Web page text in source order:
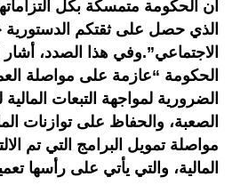
أن الحكومة متمسكة بكل
الذي حصل على ثقتكم
الاجتماعي”.وفي هذا الصدد،
الحكومة “عازمة على مواصلة
الضرورية لمواجهة التبعات
الصعبة، والحفاظ على توازنات
مواصلة تمويل البرامج التي تم
المالية، والتي يأتي على رأسها